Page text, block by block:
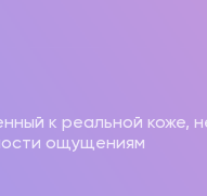
к реальной коже,
ощущениям